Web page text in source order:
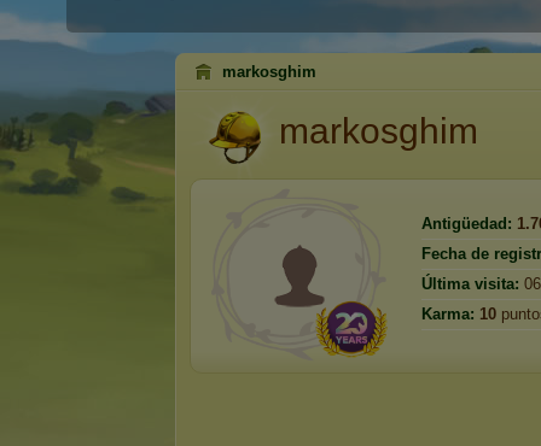
markosghim
markosghim
Antigüedad:
Fecha de
Última visita:
Karma: 10